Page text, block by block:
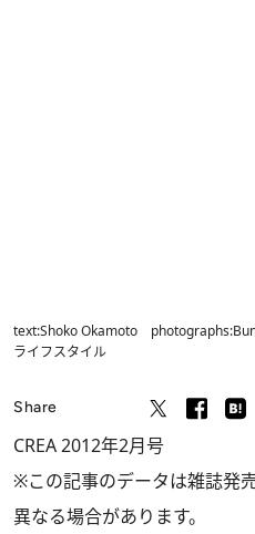
text:Shoko Okamoto
ライフスタイル
Share
CREA 2012年2月号
※この記事のデータは雑誌発
異なる場合があります。